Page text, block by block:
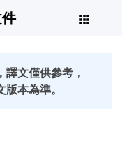
文僅供參考，
本為準。